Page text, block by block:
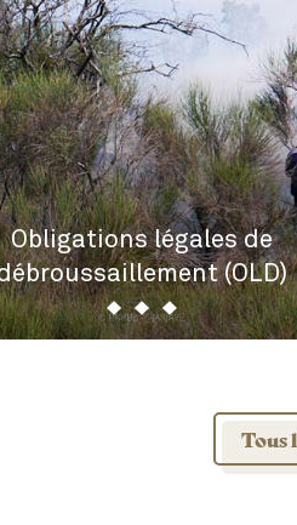
Obligations légales de
(OLD)
Tous